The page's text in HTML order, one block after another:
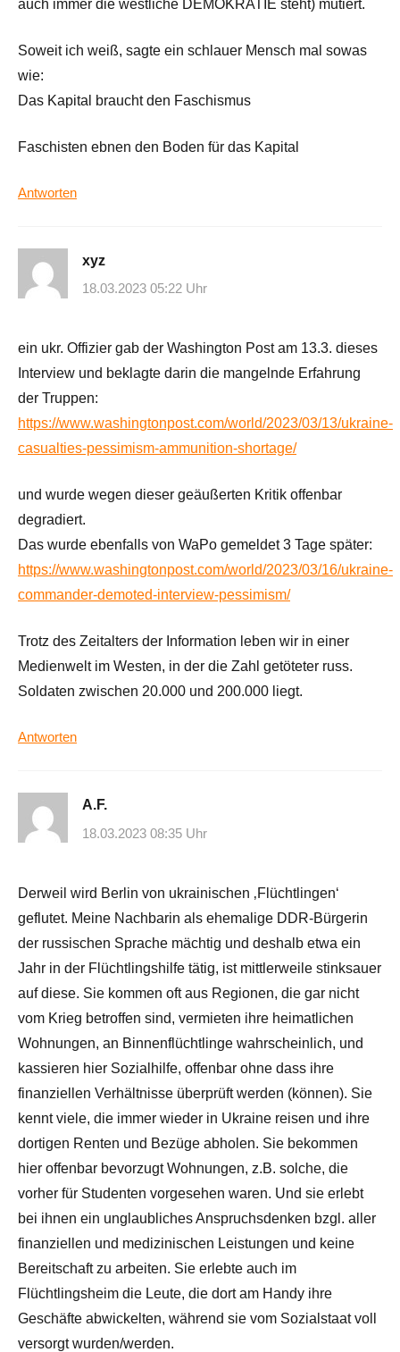
auch immer die westliche DEMOKRATIE steht) mutiert.
Soweit ich weiß, sagte ein schlauer Mensch mal sowas
wie:
Das Kapital braucht den Faschismus
Faschisten ebnen den Boden für das Kapital
Antworten
xyz
18.03.2023 05:22 Uhr
ein ukr. Offizier gab der Washington Post am 13.3. dieses
Interview und beklagte darin die mangelnde Erfahrung
der Truppen:
https://www.washingtonpost.com/world/2023/03/13/ukraine-
casualties-pessimism-ammunition-shortage/
und wurde wegen dieser geäußerten Kritik offenbar
degradiert.
Das wurde ebenfalls von WaPo gemeldet 3 Tage später:
https://www.washingtonpost.com/world/2023/03/16/ukraine-
commander-demoted-interview-pessimism/
Trotz des Zeitalters der Information leben wir in einer
Medienwelt im Westen, in der die Zahl getöteter russ.
Soldaten zwischen 20.000 und 200.000 liegt.
Antworten
A.F.
18.03.2023 08:35 Uhr
Derweil wird Berlin von ukrainischen ‚Flüchtlingen‘
geflutet. Meine Nachbarin als ehemalige DDR-Bürgerin
der russischen Sprache mächtig und deshalb etwa ein
Jahr in der Flüchtlingshilfe tätig, ist mittlerweile stinksauer
auf diese. Sie kommen oft aus Regionen, die gar nicht
vom Krieg betroffen sind, vermieten ihre heimatlichen
Wohnungen, an Binnenflüchtlinge wahrscheinlich, und
kassieren hier Sozialhilfe, offenbar ohne dass ihre
finanziellen Verhältnisse überprüft werden (können). Sie
kennt viele, die immer wieder in Ukraine reisen und ihre
dortigen Renten und Bezüge abholen. Sie bekommen
hier offenbar bevorzugt Wohnungen, z.B. solche, die
vorher für Studenten vorgesehen waren. Und sie erlebt
bei ihnen ein unglaubliches Anspruchsdenken bzgl. aller
finanziellen und medizinischen Leistungen und keine
Bereitschaft zu arbeiten. Sie erlebte auch im
Flüchtlingsheim die Leute, die dort am Handy ihre
Geschäfte abwickelten, während sie vom Sozialstaat voll
versorgt wurden/werden.